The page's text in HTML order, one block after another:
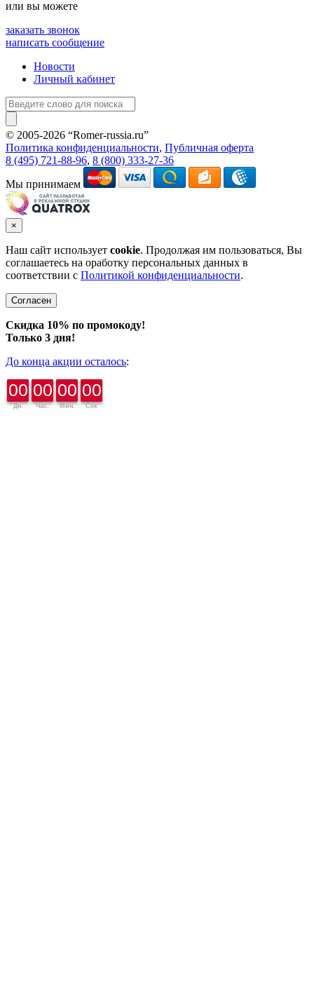
или вы можете
заказать звонок
написать сообщение
Новости
Личный кабинет
© 2005-2026 “Romer-russia.ru”
Политика конфиденциальности, Публичная оферта
8 (495) 721-88-96, 8 (800) 333-27-36
Мы принимаем
×
Наш сайт использует cookie. Продолжая им пользоваться, Вы
соглашаетесь на оработку персональных данных в
соответствии с Политикой конфиденциальности.
Согласен
Скидка 10% по промокоду!
Только 3 дня!
До конца акции осталось:
00
Дн.
00
Час.
00
Мин.
00
Сек